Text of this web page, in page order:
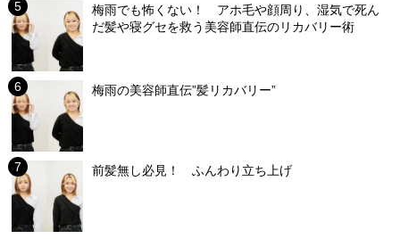
梅雨でも怖くない！ アホ毛や顔周り、湿気で死ん
だ髪や寝グセを救う美容師直伝のリカバリー術
梅雨の美容師直伝”髪リカバリー”
前髪無し必見！ ふんわり立ち上げ